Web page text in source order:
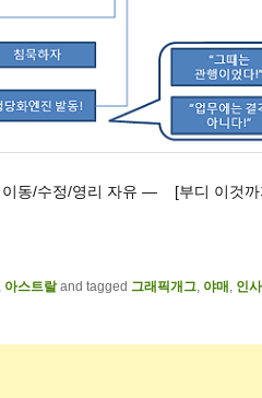
. 이동/수정/영리 자유 — [부디 이것까
아스트랄and tagged 그래픽개그 야매 인사,